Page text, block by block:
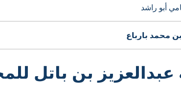
أبو راشد
محمد بارباع
عبدالعزيز بن باتل